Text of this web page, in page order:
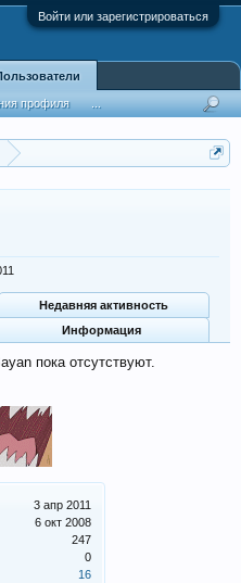
Войти или зарегистрироваться
3 апр 2011
6 окт 2008
247
0
16
Недавняя активность
Информация
пока отсутствуют.
профиля